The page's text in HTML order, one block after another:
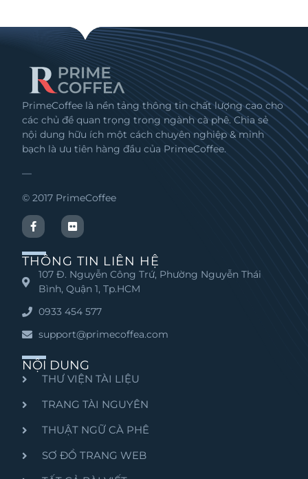
PrimeCoffee là nền tảng thông tin chất lượng cao cho
các chủ đề quan trọng trong ngành cà phê. Chia sẻ
nội dung hữu ích một cách chuyên nghiệp & minh
bạch là ưu tiên hàng đầu của PrimeCoffee.
—
© 2017 PrimeCoffee
THÔNG TIN LIÊN HỆ
107 Đ. Nguyễn Công Trứ, Phường Nguyễn Thái
Bình, Quận 1, Tp.HCM
0933 454 577
support@primecoffea.com
NỘI DUNG
THƯ VIỆN TÀI LIỆU
TRANG TÀI NGUYÊN
THUẬT NGỮ CÀ PHÊ
SƠ ĐỒ TRANG WEB